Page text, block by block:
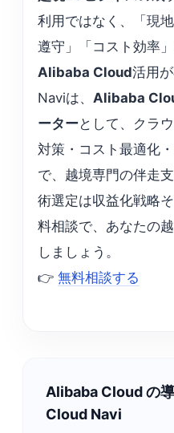
利用ではなく、「現
遵守」「コスト効率
Alibaba Cloud活用
Naviは、 Alibaba
ーターとして、クラ
対策・コスト最適化
で、越境専門の伴走
術選定は収益化戦略
料相談で、あなたの
しましょう。
👉無料相談する
Alibaba Cloud の
Cloud Navi